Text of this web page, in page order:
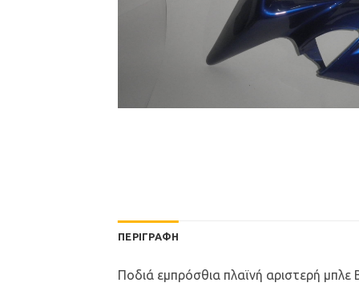
ΠΕΡΙΓΡΑΦΉ
Ποδιά εμπρόσθια πλαϊνή αριστερή μπλε